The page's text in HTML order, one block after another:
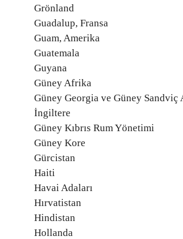
Grönland
Guadalup, Fransa
Guam, Amerika
Guatemala
Guyana
Güney Afrika
Güney Georgia ve Güney Sandviç
İngiltere
Güney Kıbrıs Rum Yönetimi
Güney Kore
Gürcistan
Haiti
Havai Adaları
Hırvatistan
Hindistan
Hollanda